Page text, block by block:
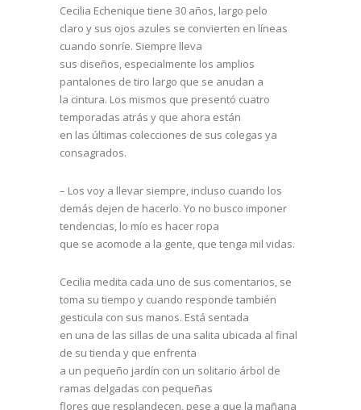
Cecilia Echenique tiene 30 años, largo pelo
claro y sus ojos azules se convierten en líneas
cuando sonríe. Siempre lleva
sus diseños, especialmente los amplios
pantalones de tiro largo que se anudan a
la cintura. Los mismos que presentó cuatro
temporadas atrás y que ahora están
en las últimas colecciones de sus colegas ya
consagrados.
– Los voy a llevar siempre, incluso cuando los
demás dejen de hacerlo. Yo no busco imponer
tendencias, lo mío es hacer ropa
que se acomode a la gente, que tenga mil vidas.
Cecilia medita cada uno de sus comentarios, se
toma su tiempo y cuando responde también
gesticula con sus manos. Está sentada
en una de las sillas de una salita ubicada al final
de su tienda y que enfrenta
a un pequeño jardín con un solitario árbol de
ramas delgadas con pequeñas
flores que resplandecen, pese a que la mañana